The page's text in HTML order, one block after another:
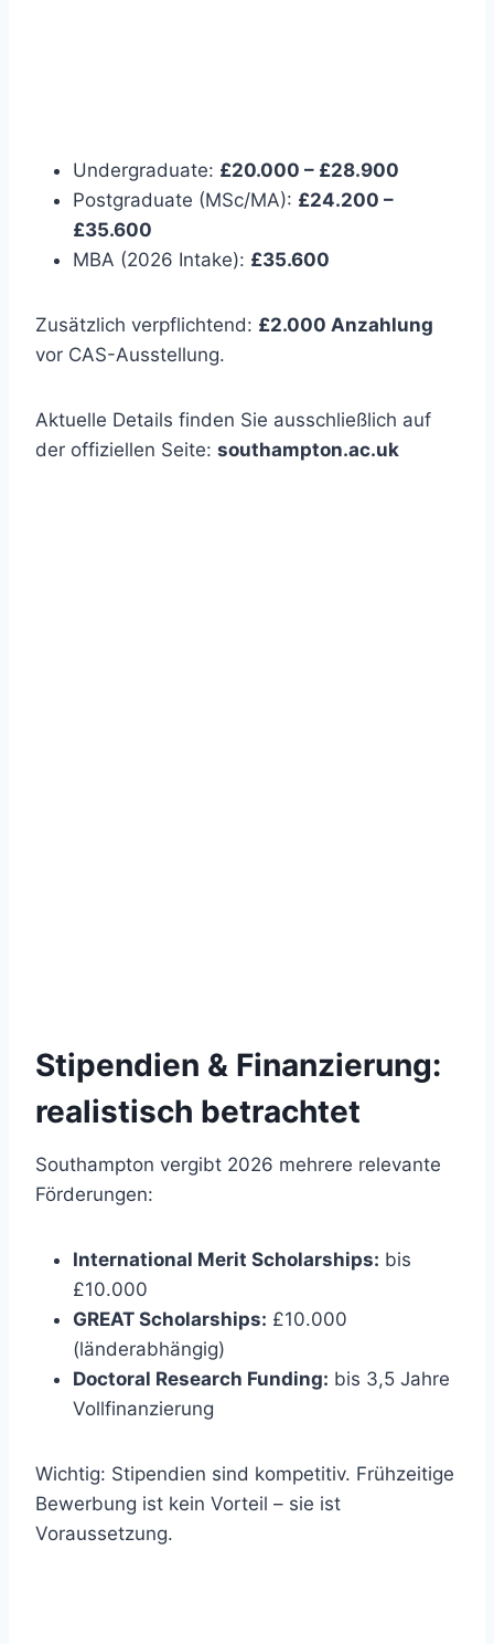
Undergraduate: £20.000 – £28.900
Postgraduate (MSc/MA): £24.200 –
£35.600
MBA (2026 Intake): £35.600
Zusätzlich verpflichtend: £2.000 Anzahlung
vor CAS-Ausstellung.
Aktuelle Details finden Sie ausschließlich auf
der offiziellen Seite: southampton.ac.uk
Stipendien & Finanzierung:
realistisch betrachtet
Southampton vergibt 2026 mehrere relevante
Förderungen:
International Merit Scholarships: bis
£10.000
GREAT Scholarships: £10.000
(länderabhängig)
Doctoral Research Funding: bis 3,5 Jahre
Vollfinanzierung
Wichtig: Stipendien sind kompetitiv. Frühzeitige
Bewerbung ist kein Vorteil – sie ist
Voraussetzung.